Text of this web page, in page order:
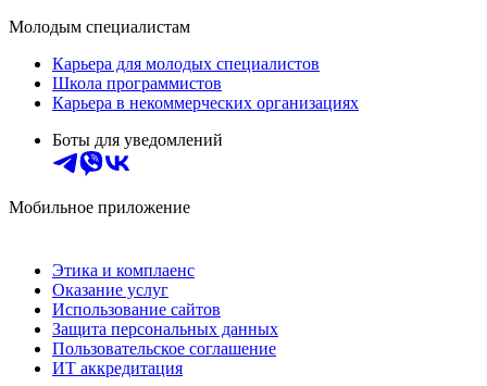
Молодым специалистам
Карьера для молодых специалистов
Школа программистов
Карьера в некоммерческих организациях
Боты для уведомлений
Мобильное приложение
Этика и комплаенс
Оказание услуг
Использование сайтов
Защита персональных данных
Пользовательское соглашение
ИТ аккредитация